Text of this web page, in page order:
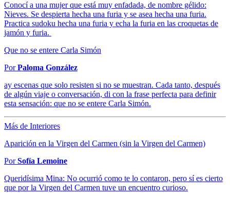
Conocí a una mujer que está muy enfadada, de nombre gélido:
Nieves. Se despierta hecha una furia y se asea hecha una furia.
Practica sudoku hecha una furia y echa la furia en las croquetas de
jamón y furia.
Que no se entere Carla Simón
PorPaloma González
ay escenas que solo resisten si no se muestran. Cada tanto, después
de algún viaje o conversación, di con la frase perfecta para definir
esta sensación: que no se entere Carla Simón.
Más de Interiores
Aparición en la Virgen del Carmen (sin la Virgen del Carmen)
PorSofía Lemoine
Queridísima Mina: No ocurrió como te lo contaron, pero sí es cierto
que por la Virgen del Carmen tuve un encuentro curioso.